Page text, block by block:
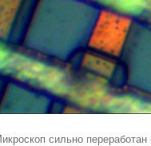
сильно